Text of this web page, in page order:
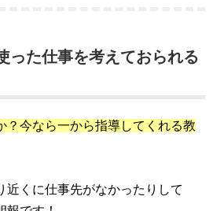
った仕事を考えておられる
？今なら一から指導してくれる教
近くに仕事先がなかったりして